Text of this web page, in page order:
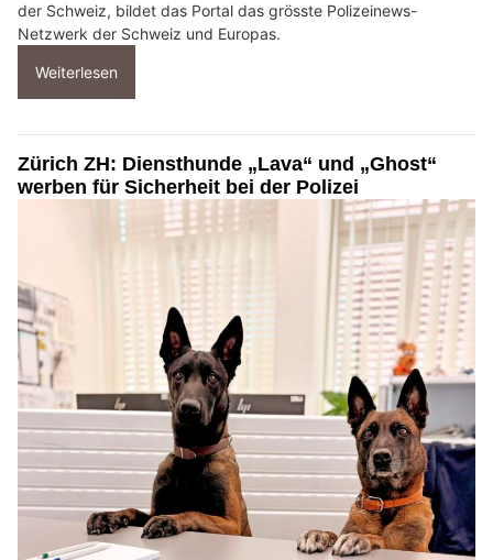
der Schweiz, bildet das Portal das grösste Polizeinews-
Netzwerk der Schweiz und Europas.
Weiterlesen
Zürich ZH: Diensthunde „Lava“ und „Ghost“
werben für Sicherheit bei der Polizei